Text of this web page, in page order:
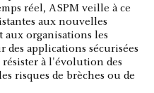
réel, ASPM veille à ce
aux nouvelles
aux organisations les
des applications sécurisées
résister à l'évolution des
risques de brèches ou de